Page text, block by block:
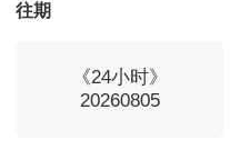
往期
《24小时》
20260805
法治在线